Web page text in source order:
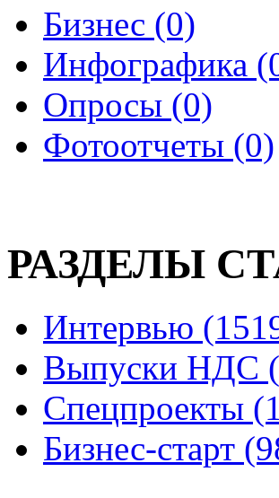
Бизнес (0)
Инфографика
Опросы (0)
Фотоотчеты (0)
РАЗДЕЛЫ
Интервью
Выпуски НДС
Спецпроекты
Бизнес-старт